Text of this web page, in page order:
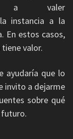
a valer
instancia a la
En estos casos,
valor.
ayudaría que lo
invito a dejarme
sobre qué
futuro.